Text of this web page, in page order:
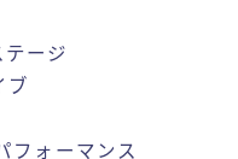
ージ
ブ
フォーマンス